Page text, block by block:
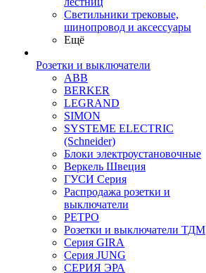
Светильники трековые,
шинопровод и аксессуары
Ещё
Розетки и выключатели
ABB
BERKER
LEGRAND
SIMON
SYSTEME ELECTRIC
(Schneider)
Блоки электроустановочные
Веркель Швеция
ГУСИ Серия
Распродажа розетки и
выключатели
РЕТРО
Розетки и выключатели ТДМ
Серия GIRA
Серия JUNG
СЕРИЯ ЭРА